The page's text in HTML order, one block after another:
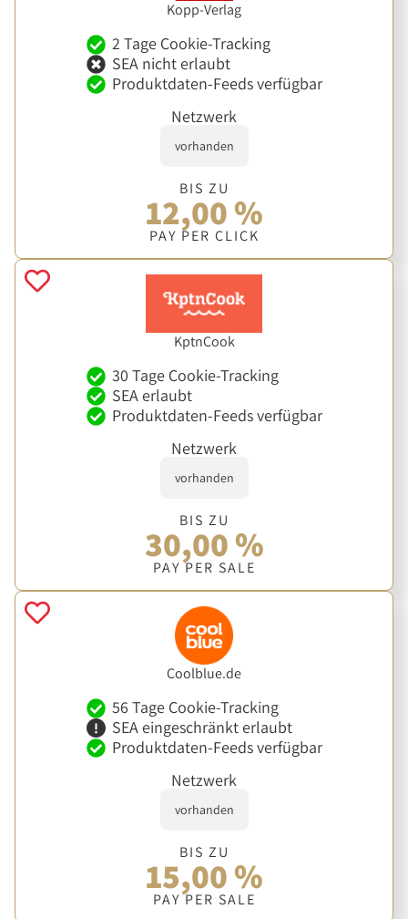
Kopp-Verlag
2 Tage Cookie-Tracking
SEA nicht erlaubt
Produktdaten-Feeds verfügbar
Netzwerk
vorhanden
BIS ZU
12,00 %
PAY PER CLICK
KptnCook
30 Tage Cookie-Tracking
SEA erlaubt
Produktdaten-Feeds verfügbar
Netzwerk
vorhanden
BIS ZU
30,00 %
PAY PER SALE
Coolblue.de
56 Tage Cookie-Tracking
SEA eingeschränkt erlaubt
Produktdaten-Feeds verfügbar
Netzwerk
vorhanden
BIS ZU
15,00 %
PAY PER SALE